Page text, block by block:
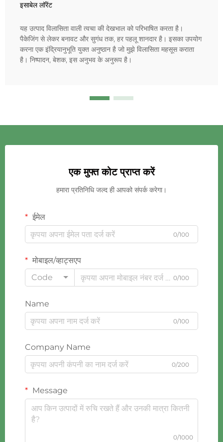
इसाबेल लॉरेंट
यह उत्पाद विलासिता वाली त्वचा की देखभाल को परिभाषित करता है।
पैकेजिंग से लेकर बनावट और सुगंध तक, हर पहलू शानदार है। इसका उपयोग
करना एक इंद्रियानुभूति युक्त अनुष्ठान है जो मुझे विलासिता महसूस कराता
है। निष्पादन, बेशक, इस अनुभव के अनुरूप है।
एक मुफ्त कोट प्राप्त करें
हमारा प्रतिनिधि जल्द ही आपको संपर्क करेगा।
ईमेल
0/100
मोबाइल/व्हाट्सएप
Code
0/100
Name
0/100
Company Name
0/200
Message
0/1000